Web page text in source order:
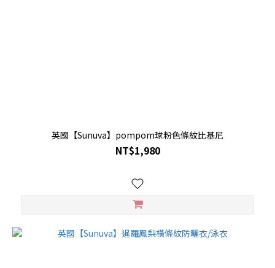
英國【Sunuva】pompom球粉色條紋比基尼
NT$1,980